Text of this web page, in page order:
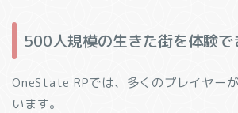
500人規模の生きた街を体験で
OneState RPでは、多くのプレイヤー
います。